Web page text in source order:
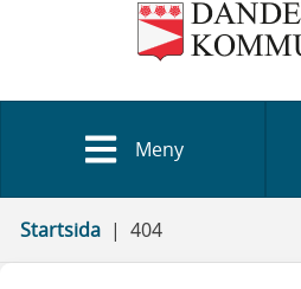
Meny
Startsida 404